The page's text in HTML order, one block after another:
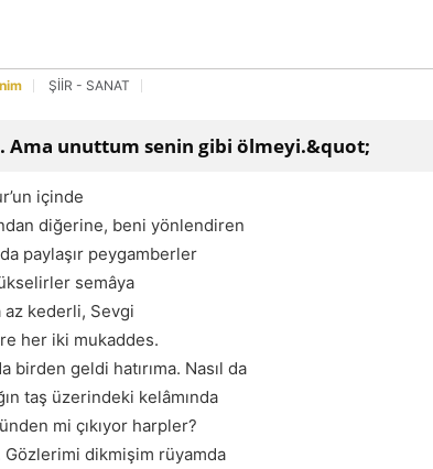
ŞİİR - SANAT
Ama unuttum senin gibi ölmeyi.&quot;
içinde
diğerine, beni yönlendiren
paylaşır peygamberler
semâya
kederli, Sevgi
her iki mukaddes.
birden geldi hatırıma. Nasıl da
taş üzerindeki kelâmında
mi çıkıyor harpler?
dikmişim rüyamda